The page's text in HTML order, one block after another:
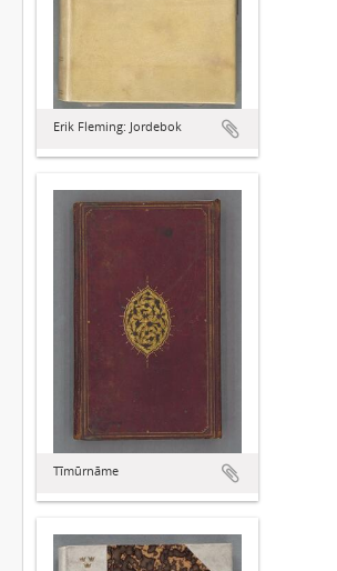
Erik Fleming: Jordebok
Tīmūrnāme